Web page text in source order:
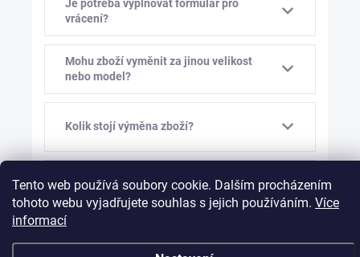
Tento web používá soubory cookie. Dalším procházením
tohoto webu vyjadřujete souhlas s jejich používáním. Více
informací
Je potřeba vyplňovat formulář pro
vrácení?
Mohu zboží vyměnit za jinou velikost
nebo model?
Kolik stojí výměna zboží?
Mám vám před výměnou napsat?